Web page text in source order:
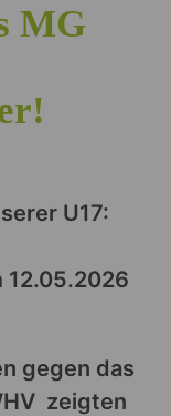
MG
U17:
gegen das
zeigten